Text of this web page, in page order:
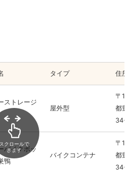
タイプ 住所
ストレージ
屋外型
〒
都豊
34-3
バイクボッ
鴨
バイクコンテナ
〒
都豊
34-3
スクロールで
きます